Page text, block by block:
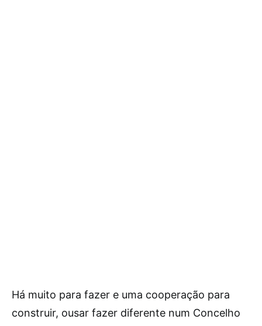
Há muito para fazer e uma cooperação para
construir, ousar fazer diferente num Concelho